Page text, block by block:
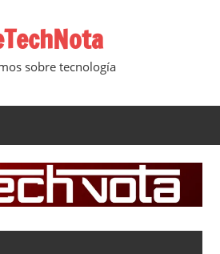
sobre tecnología